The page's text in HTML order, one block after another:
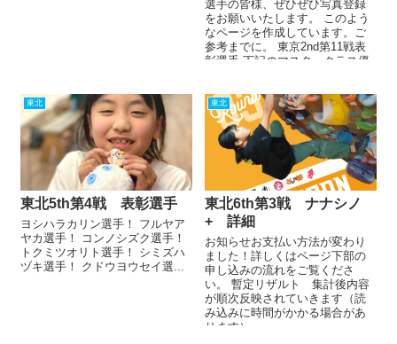
選手の皆様、ぜひぜひ写真登録
をお願いいたします。 このよう
なページを作成しています。ご
参考までに。 東京2nd第11戦表
彰選手 下記のマスタークラス優
東北
東北5th第4戦 表彰選手
ヨシハラカリン選手！ フルヤア
ヤカ選手！ コンノシズク選手！
トクミツオリト選手！ シミズハ
ヅキ選手！ クドウヨウセイ選...
東北
東北6th第3戦 ナナシノ
+ 詳細
お知らせお支払い方法が変わり
ました！詳しくはページ下部の
申し込みの流れをご覧くださ
い。 暫定リザルト 集計後内容
が順次反映されていきます（読
み込みに時間がかかる場合があ
ります） ...